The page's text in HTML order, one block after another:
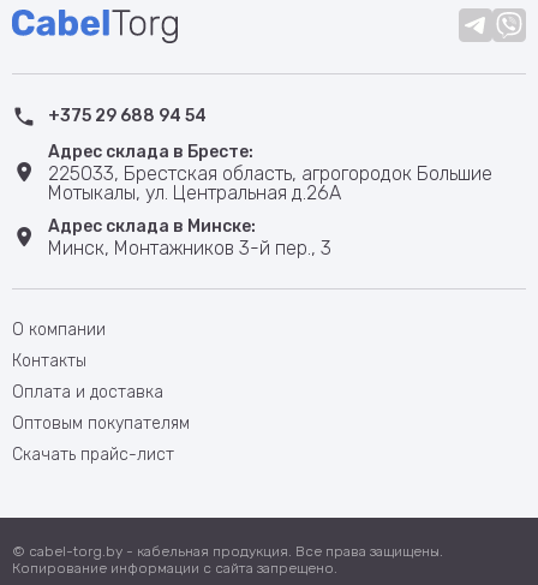
+375 29 688 94 54
Адрес склада в Бресте:
225033, Брестская область, агрогородок Большие
Мотыкалы, ул. Центральная д.26А
Адрес склада в Минске:
Минск, Монтажников 3-й пер., 3
О компании
Контакты
Оплата и доставка
Оптовым покупателям
Скачать прайс-лист
© cabel-torg.by - кабельная продукция. Все права защищены.
Копирование информации с сайта запрещено.